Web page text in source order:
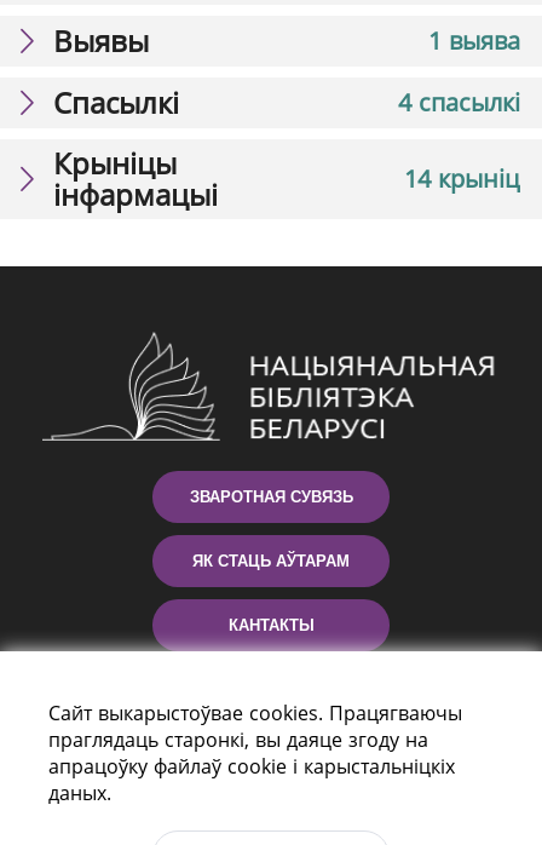
1 выява
Выявы
4 спасылкі
Спасылкі
14 крыніц
Крыніцы
інфармацыі
ЗВАРОТНАЯ СУВЯЗЬ
ЯК СТАЦЬ АЎТАРАМ
КАНТАКТЫ
Сайт выкарыстоўвае cookies. Працягваючы
праглядаць старонкі, вы даяце згоду на
апрацоўку файлаў cookie і карыстальніцкіх
даных.